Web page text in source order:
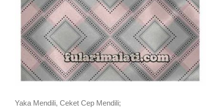
Yaka Mendili, Ceket Cep Mendili;